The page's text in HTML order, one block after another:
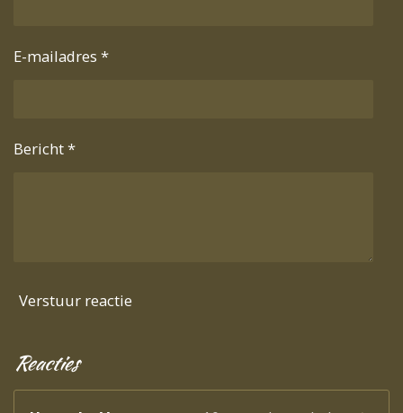
E-mailadres *
Bericht *
Verstuur reactie
Reacties